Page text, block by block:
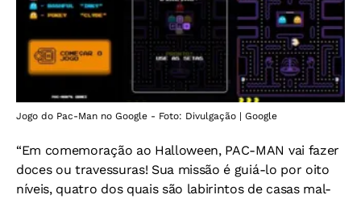
Jogo do Pac-Man no Google - Foto: Divulgação | Google
“Em comemoração ao Halloween, PAC-MAN vai fazer
doces ou travessuras! Sua missão é guiá-lo por oito
níveis, quatro dos quais são labirintos de casas mal-